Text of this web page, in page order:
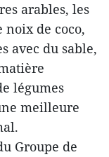
arables, les
noix de coco,
avec du sable,
légumes
meilleure
Groupe de